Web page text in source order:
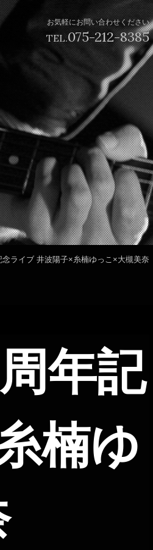
お気軽にお問い合わせください
TEL.075-212-8385
ライブ 井波陽子×糸楠ゆっこ×大槻美奈
年記
楠ゆ